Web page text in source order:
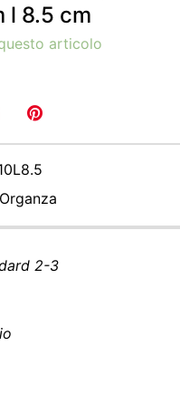
l 8.5 cm
articolo
2-3